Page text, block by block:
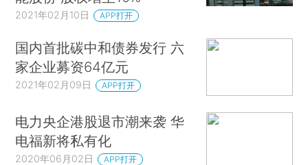
2021年02月10日 APP打开
国内首批碳中和债券发行 六
家企业募资64亿元
2021年02月09日 APP打开
电力央企港股退市潮来袭 华
电福新将私有化
2020年06月02日 APP打开